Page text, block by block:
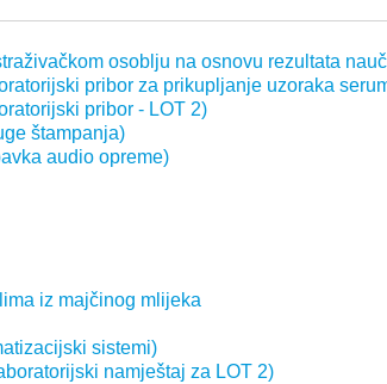
osoblju na osnovu rezultata
pribor za prikupljanje uzoraka
pribor - LOT 2)
štampanja)
audio opreme)
iz majčinog mlijeka
sistemi)
namještaj za LOT 2)